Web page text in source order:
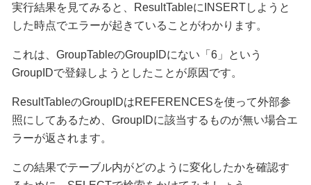
実行結果を見てみると、ResultTableにINSERTしようと
した時点でエラーが起きていることがわかります。
これは、GroupTableのGroupIDにない「6」という
GroupIDで登録しようとしたことが原因です。
ResultTableのGroupIDはREFERENCESを使って外部参
照にしてあるため、GroupIDに該当するものが無い場合エ
ラーが返されます。
この結果でテーブル内がどのように変化したかを確認す